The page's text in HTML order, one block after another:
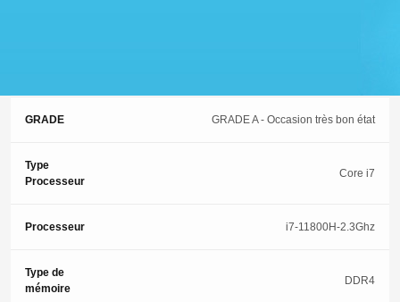
GRADE GRADE A - Occasion très bon état
Type
Processeur
Core i7
Processeur i7-11800H-2.3Ghz
Type de
mémoire
DDR4